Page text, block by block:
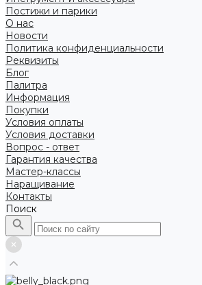
Постижи и парики
О нас
Новости
Политика конфиденциальности
Реквизиты
Блог
Палитра
Информация
Покупки
Условия оплаты
Условия доставки
Вопрос - ответ
Гарантия качества
Мастер-классы
Наращивание
Контакты
Поиск